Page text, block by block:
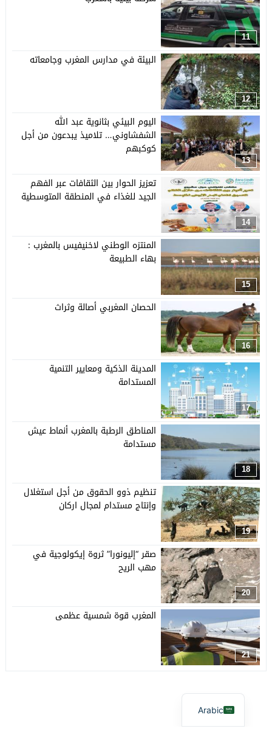
11
12
البيئة في مدارس المغرب وجامعاته
13
اليوم البيئي بثانوية عبد الله
الشفشاوني… تلاميذ يبدعون من أجل
كوكبهم
14
تعزيز الحوار بين الثقافات عبر الفهم
الجيد للغذاء في المنطقة المتوسطية
15
المنتزه الوطني لاخنيفيس بالمغرب :
بهاء الطبيعة
16
الحصان المغربي أصالة وثراث
17
المدينة الذكية ومعايير التنمية
المستدامة
18
المناطق الرطبة بالمغرب أنماط عيش
مستدامة
19
تنظيم ذوو الحقوق من أجل استغلال
وإنتاج مستدام لمجال اركان
20
صقر “إليونورا” ثروة إيكولوجية في
مهب الريح
21
المغرب قوة شمسية عظمى
Arabic